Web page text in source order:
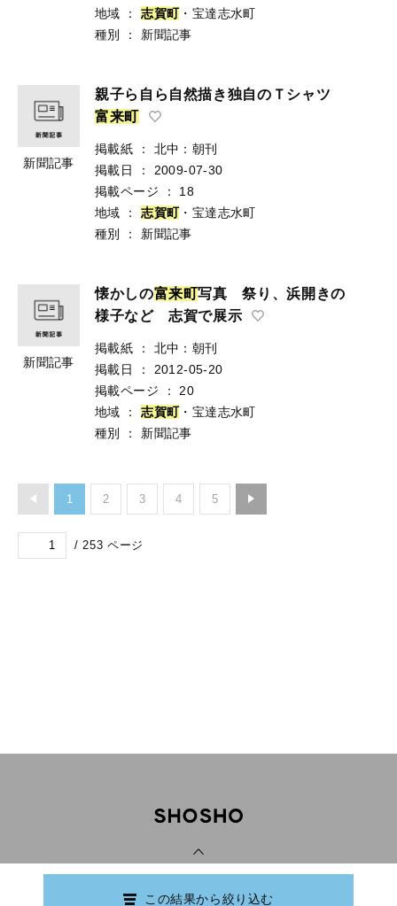
地域
： 志賀町・宝達志水町
種別
： 新聞記事
新聞記事
親子ら自ら自然描き独自のＴシャツ
富来町
掲載紙 ：
北中：朝刊
掲載日
：
2009-07-30
掲載ページ
：
18
地域
： 志賀町・宝達志水町
種別
： 新聞記事
新聞記事
懐かしの富来町写真 祭り、浜開きの
様子など 志賀で展示
掲載紙 ：
北中：朝刊
掲載日
：
2012-05-20
掲載ページ
：
20
地域
： 志賀町・宝達志水町
種別
： 新聞記事
1 2 3 4 5
/ 253 ページ
この結果から絞り込む
Copyright © Ishikawa Prefectural Library.